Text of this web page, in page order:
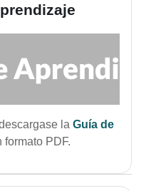
la Guía de
formato PDF.